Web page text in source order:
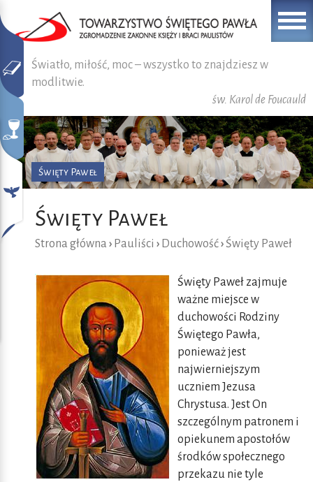
Światło, miłość, moc – wszystko to znajdziesz w
modlitwie.
św. Karol de Foucauld
Święty Paweł
Święty Paweł
Strona główna › Pauliści › Duchowość› Święty Paweł
Święty Paweł zajmuje
ważne miejsce w
duchowości Rodziny
Świętego Pawła,
ponieważ jest
najwierniejszym
uczniem Jezusa
Chrystusa. Jest On
szczególnym patronem i
opiekunem apostołów
środków społecznego
przekazu nie tyle